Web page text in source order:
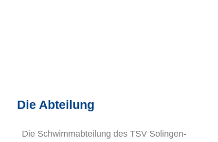
Die Abteilung
Die Schwimmabteilung des TSV Solingen-